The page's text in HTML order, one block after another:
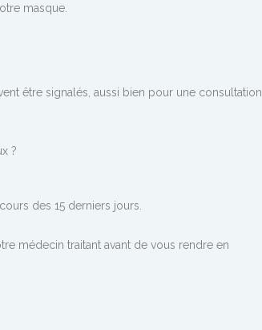
masque.
être signalés, aussi bien pour une consultation
?
des 15 derniers jours.
médecin traitant avant de vous rendre en